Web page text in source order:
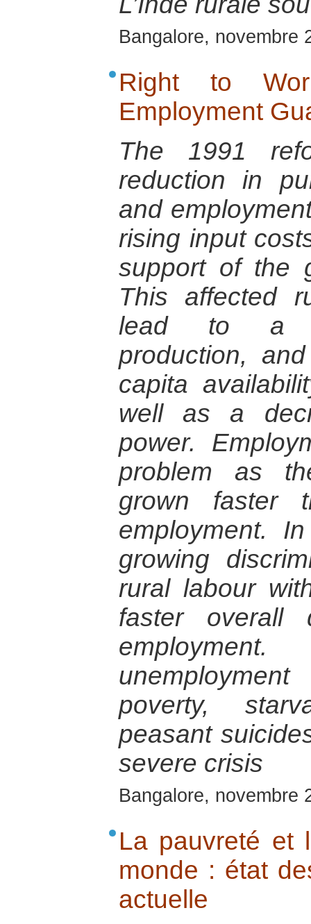
Bangalore, novembre
Right to
Employment
The 1991
reduction in
and
rising input
support of the
This affected
lead to a
production,
capita
well as a
power.
problem as
grown faster
employment.
growing
rural labour
faster overall
poverty,
peasant
severe crisis
Bangalore, novembre
La pauvreté et
monde : état
actuelle